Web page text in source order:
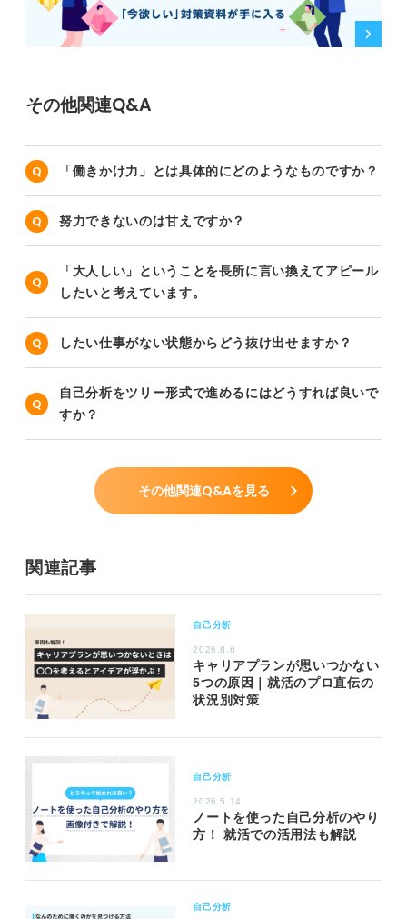
その他関連Q&A
「働きかけ力」とは具体的にどのようなものですか？
努力できないのは甘えですか？
「大人しい」ということを長所に言い換えてアピール
したいと考えています。
したい仕事がない状態からどう抜け出せますか？
自己分析をツリー形式で進めるにはどうすれば良いで
すか？
その他関連Q&Aを見る
関連記事
自己分析
2026.8.6
キャリアプランが思いつかない
5つの原因｜就活のプロ直伝の
状況別対策
自己分析
2026.5.14
ノートを使った自己分析のやり
方！ 就活での活用法も解説
自己分析